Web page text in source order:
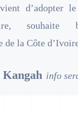
d’adopter le
souhaite
de la Côte
Kangah info